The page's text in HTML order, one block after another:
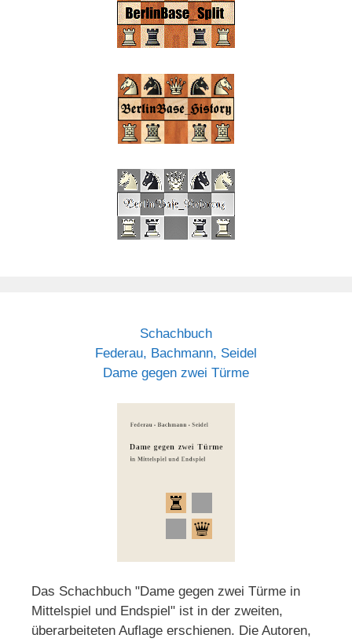
Schachbuch
Federau, Bachmann, Seidel
Dame gegen zwei Türme
Das Schachbuch "Dame gegen zwei Türme in
Mittelspiel und Endspiel" ist in der zweiten,
überarbeiteten Auflage erschienen. Die Autoren,